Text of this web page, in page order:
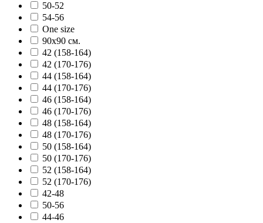
50-52
54-56
One size
90х90 см.
42 (158-164)
42 (170-176)
44 (158-164)
44 (170-176)
46 (158-164)
46 (170-176)
48 (158-164)
48 (170-176)
50 (158-164)
50 (170-176)
52 (158-164)
52 (170-176)
42-48
50-56
44-46